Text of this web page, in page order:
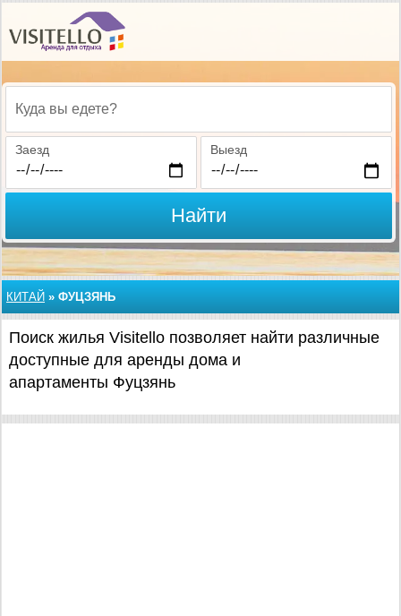
Куда вы едете?
Заезд Выезд
Найти
КИТАЙ » ФУЦЗЯНЬ
Поиск жилья Visitello позволяет найти различные
доступные для аренды дома и
апартаменты Фуцзянь